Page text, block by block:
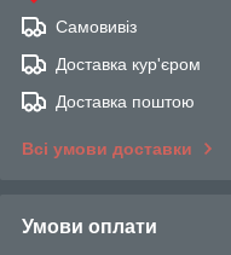
Самовивіз
Доставка кур'єром
Доставка поштою
Всі умови доставки
Умови оплати